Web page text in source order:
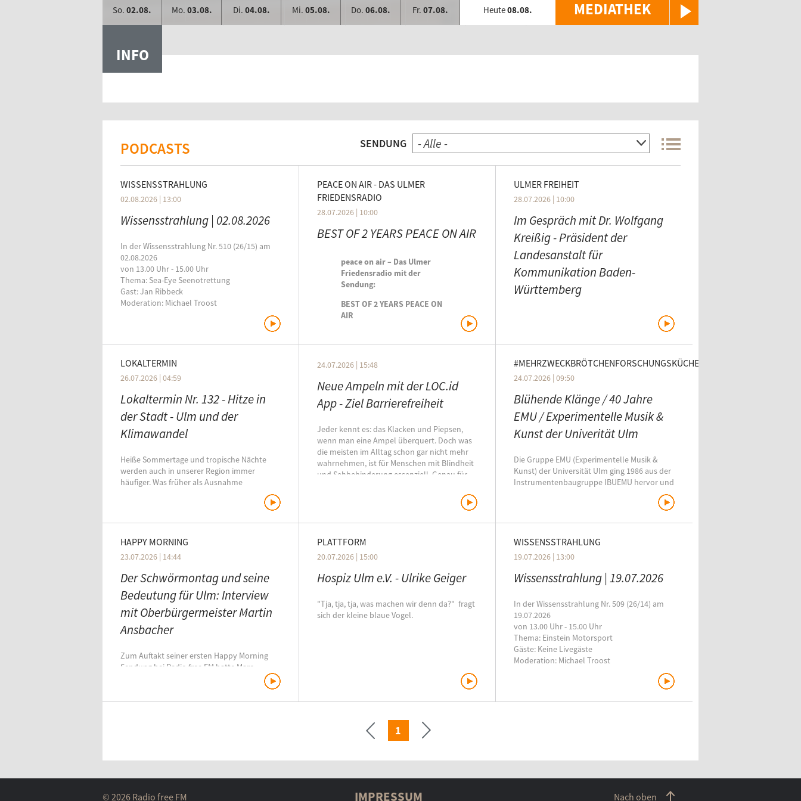
MEDIATHEK
So. 02.08. Mo. 03.08. Di. 04.08. Mi. 05.08. Do. 06.08. Fr. 07.08. Heute08.08.
INFO
PODCASTS SENDUNG - Alle -
WISSENSSTRAHLUNG
02.08.2026 | 13:00
Wissensstrahlung | 02.08.2026
In der Wissensstrahlung Nr. 510 (26/15) am
02.08.2026
von 13.00 Uhr - 15.00 Uhr
Thema: Sea-Eye Seenotrettung
Gast: Jan Ribbeck
Moderation: Michael Troost
PEACE ON AIR - DAS ULMER
FRIEDENSRADIO
28.07.2026 | 10:00
BEST OF 2 YEARS PEACE ON AIR
peace on air – Das Ulmer
Friedensradio mit der
Sendung:
BEST OF 2 YEARS PEACE ON
AIR
ULMER FREIHEIT
28.07.2026 | 10:00
Im Gespräch mit Dr. Wolfgang
Kreißig - Präsident der
Landesanstalt für
Kommunikation Baden-
Württemberg
Dr. Wolfgang Kreißig ist seit April 2017 vom
war er zu Besuch bei Radio free FM.
LOKALTERMIN
26.07.2026 | 04:59
Lokaltermin Nr. 132 - Hitze in
der Stadt - Ulm und der
Klimawandel
Heiße Sommertage und tropische Nächte
werden auch in unserer Region immer
häufiger. Was früher als Ausnahme
24.07.2026 | 15:48
Neue Ampeln mit der LOC.id
App - Ziel Barrierefreiheit
Jeder kennt es: das Klacken und Piepsen,
wenn man eine Ampel überquert. Doch was
die meisten im Alltag schon gar nicht mehr
wahrnehmen, ist für Menschen mit Blindheit
und Sehbehinderung essenziell. Genau für
#MEHRZWECKBRÖTCHENFORSCHUNGSKÜCHE
24.07.2026 | 09:50
Blühende Klänge / 40 Jahre
EMU / Experimentelle Musik &
Kunst der Univerität Ulm
Die Gruppe EMU (Experimentelle Musik &
Kunst) der Universität Ulm ging 1986 aus der
Instrumentenbaugruppe IBUEMU hervor und
HAPPY MORNING
23.07.2026 | 14:44
Der Schwörmontag und seine
Bedeutung für Ulm: Interview
mit Oberbürgermeister Martin
Ansbacher
Zum Auftakt seiner ersten Happy Morning
Sendung bei Radio free FM hatte Marc
Ansbacher zu Gast, genau eine Woche vor
Ulms wichtigstem Tag im Jahr: Dem
PLATTFORM
20.07.2026 | 15:00
Hospiz Ulm e.V. - Ulrike Geiger
"Tja, tja, tja, was machen wir denn da?" fragt
sich der kleine blaue Vogel.
WISSENSSTRAHLUNG
19.07.2026 | 13:00
Wissensstrahlung | 19.07.2026
In der Wissensstrahlung Nr. 509 (26/14) am
19.07.2026
von 13.00 Uhr - 15.00 Uhr
Thema: Einstein Motorsport
Gäste: Keine Livegäste
Moderation: Michael Troost
1
© 2026 Radio free FM IMPRESSUM Nach oben